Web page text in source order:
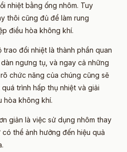
nhiệt bằng ống nhôm. Tuy
thôi cũng đủ để làm rung
điều hòa không khí.
đổi nhiệt là thành phần quan
ngưng tụ, và ngay cả những
chức năng của chúng cũng sẽ
trình hấp thụ nhiệt và giải
hòa không khí.
giản là việc sử dụng nhôm thay
thể ảnh hưởng đến hiệu quả